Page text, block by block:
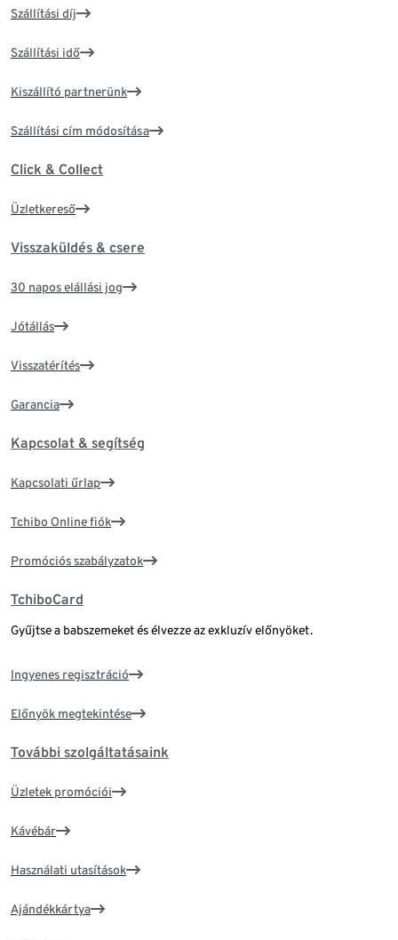
Szállítási díj
Szállítási idő
Kiszállító partnerünk
Szállítási cím módosítása
Click & Collect
Üzletkereső
Visszaküldés & csere
30 napos elállási jog
Jótállás
Visszatérítés
Garancia
Kapcsolat & segítség
Kapcsolati űrlap
Tchibo Online fiók
Promóciós szabályzatok
TchiboCard
Gyűjtse a babszemeket és élvezze az exkluzív előnyöket.
Ingyenes regisztráció
Előnyök megtekintése
További szolgáltatásaink
Üzletek promóciói
Kávébár
Használati utasítások
Ajándékkártya